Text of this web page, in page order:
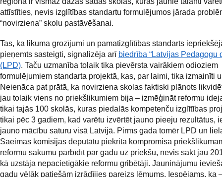
attīstīties, nevis izglītības standartu formulējumos jārada
“novirziena” skolu pastāvēšanai.
Tas, ka likuma grozījumi un pamatizglītības standarts
pieņemts sasteigti, signalizēja arī biedrība “Latvijas Pedagogu
(LPD). Taču uzmanība tolaik tika pievērsta vairākiem odioziem
formulējumiem standarta projektā, kas, par laimi, tika izmainīti
Neienāca pat prātā, ka novirziena skolas faktiski plānots
jau tolaik viens no priekšlikumiem bija – izmēģināt reformu
tikai tajās 100 skolās, kuras piedalās kompetenču izglītības
tikai pēc 3 gadiem, kad varētu izvērtēt jauno pieeju rezultātus,
jauno mācību saturu visā Latvijā. Pirms gada tomēr LPD un
Saeimas komisijas deputātu piekrita kompromisa
reformu sākumu pārbīdīt par gadu uz priekšu, nevis sākt jau
kā uzstāja nepacietīgākie reformu gribētāji. Jauninājumu
gadu vēlāk patiešām izrādījies pareizs lēmums. Iespējams, ka